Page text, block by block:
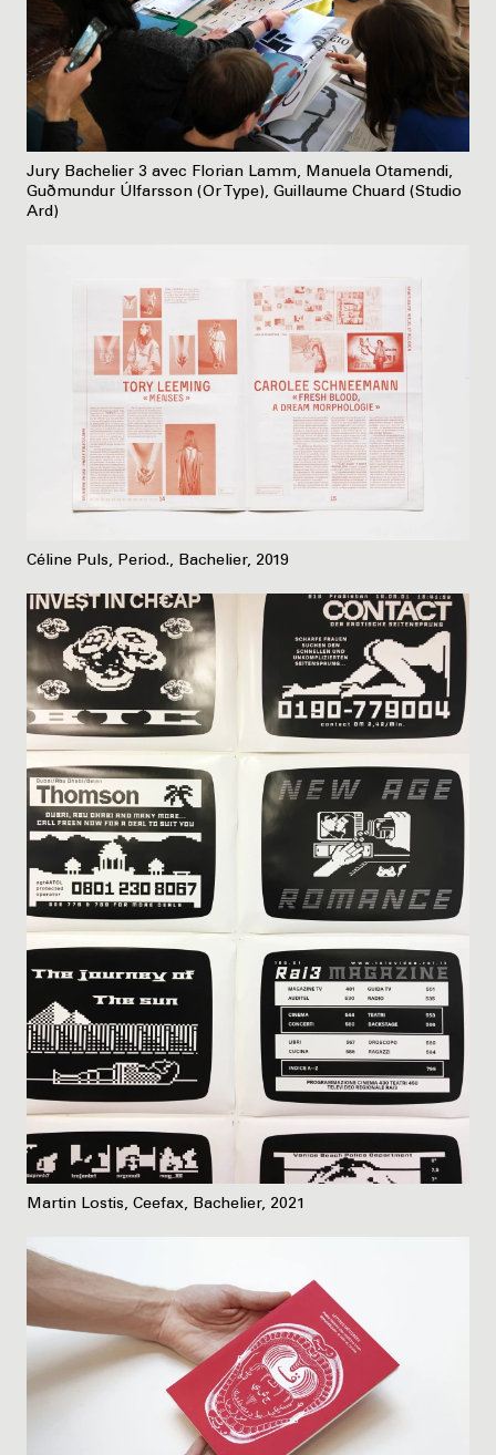
Jury Bachelier 3 avec Florian Lamm, Manuela Otamendi,
Guðmundur Úlfarsson (Or Type), Guillaume Chuard (Studio
Ard)
Céline Puls, Period., Bachelier, 2019
Martin Lostis, Ceefax, Bachelier, 2021